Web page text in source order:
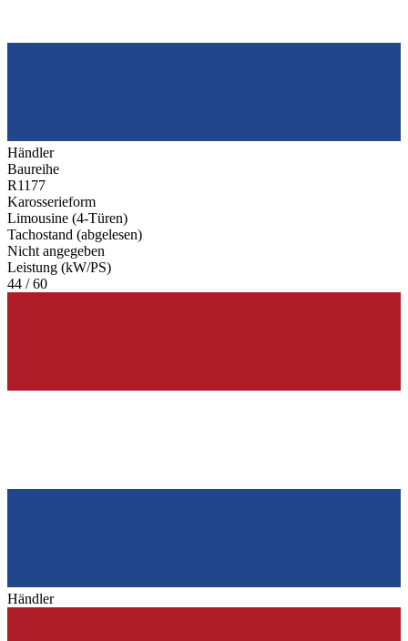
Händler
Baureihe
R1177
Karosserieform
Limousine (4-Türen)
Tachostand (abgelesen)
Nicht angegeben
Leistung (kW/PS)
44 / 60
Händler